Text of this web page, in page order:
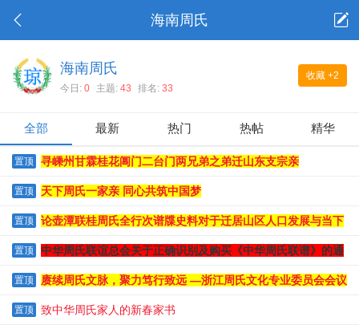
海南周氏
收藏 +2
海南周氏
今日: 0 主题: 43 排名: 33
全部 最新 热门 热帖 精华
置顶 寻嵊州甘霖桂花阊门二台门两兄弟之弟迁山东支宗亲
置顶 天下周氏一家亲 同心共筑中国梦
置顶 论壶潭联桂周氏全行次谱牒史料对于迁居山区人口发展与当下
人口下滑危机的独特文史价值
置顶 中华周氏联谊总会关于正确识别及购买《中华周氏联谱》的通
知
置顶 赓续周氏文脉，聚力笃行致远 —浙江周氏文化专业委员会会议
纪实
置顶 致中华周氏家人的新春家书